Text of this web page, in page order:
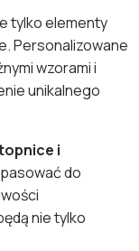
tylko elementy
Personalizowane
wzorami i
unikalnego
i
do
nie tylko